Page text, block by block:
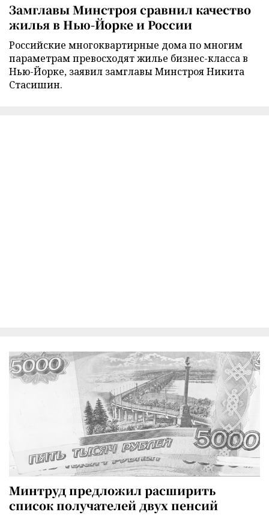
Замглавы Минстроя сравнил качество
жилья в Нью-Йорке и России
Российские многоквартирные дома по многим
параметрам превосходят жилье бизнес-класса в
Нью-Йорке, заявил замглавы Минстроя Никита
Стасишин.
Минтруд предложил расширить
список получателей двух пенсий